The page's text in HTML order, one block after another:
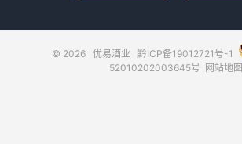
© 2026 优易酒业 黔ICP备19012721号-1
52010202003645号 网站地图